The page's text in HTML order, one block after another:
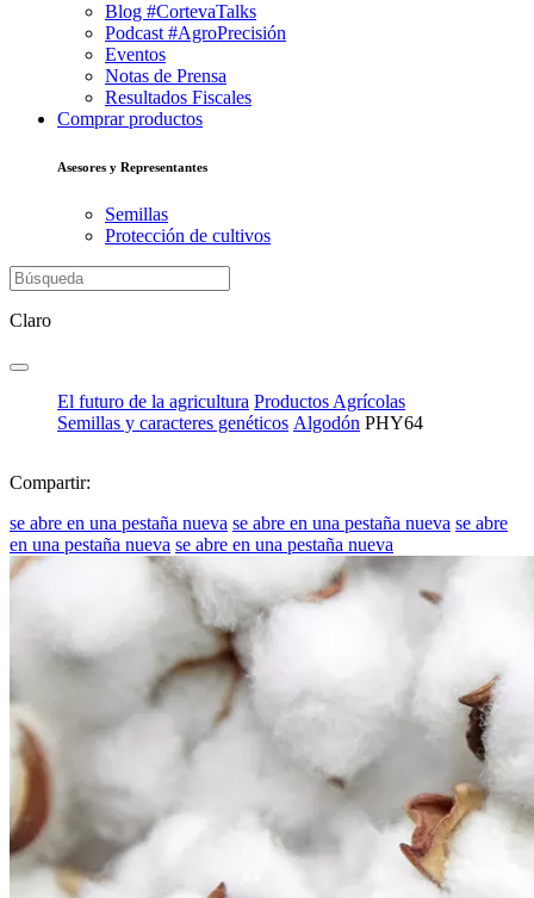
Blog #CortevaTalks
Podcast #AgroPrecisión
Eventos
Notas de Prensa
Resultados Fiscales
Comprar productos
Asesores y Representantes
Semillas
Protección de cultivos
Claro
El futuro de la agricultura Productos Agrícolas
Semillas y caracteres genéticos Algodón PHY64
Compartir:
se abre en una pestaña nueva se abre en una pestaña nueva se abre
en una pestaña nueva se abre en una pestaña nueva